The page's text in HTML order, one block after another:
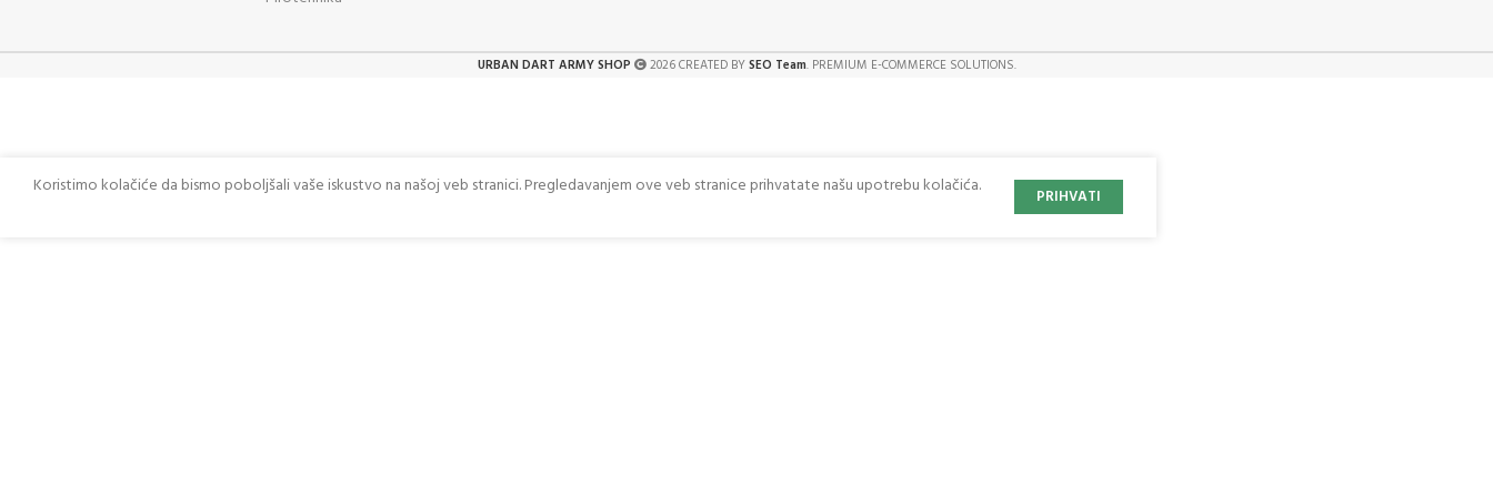
URBAN DART ARMY SHOP 2026 CREATED BYSEO Team. PREMIUM E-COMMERCE SOLUTIONS.
Koristimo kolačiće da bismo poboljšali vaše iskustvo na našoj veb stranici. Pregledavanjem ove veb stranice prihvatate našu upotrebu kolačića. PRIHVATI